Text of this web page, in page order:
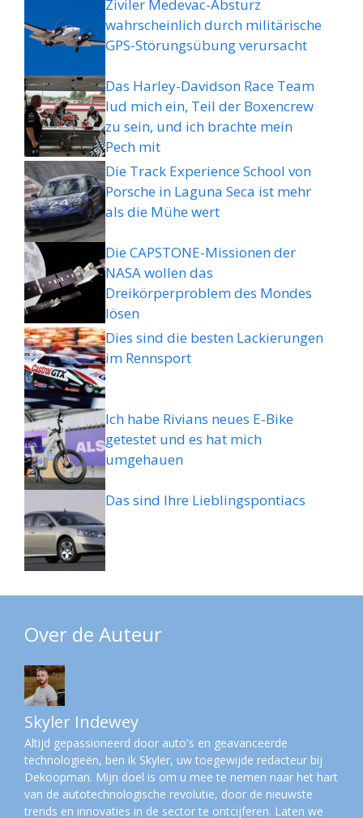
Ziviler Medevac-Absturz
wahrscheinlich durch militärische
GPS-Störungsübung verursacht
Das Harley-Davidson Race Team
lud mich ein, Teil der Boxencrew
zu sein, und ich brachte mein
Pech mit
Die Track Experience School von
Porsche in Laguna Seca ist mehr
als die Mühe wert
Die CAPSTONE-Missionen der
NASA wollen das
Dreikörperproblem des Mondes
lösen
Dies sind die besten Lackierungen
im Rennsport
Ich habe Rivians neues E-Bike
getestet und es hat mich
umgehauen
Das sind Ihre Lieblingspontiacs
Over de Auteur
Skyler Indewey
Altijd gepassioneerd door auto's en geavanceerde
technologieën, ben ik Skyler, uw toegewijde redacteur bij
Dekoopman. Mijn doel is om u mee te nemen naar het hart
van de autotechnologische revolutie, door de nieuwste
trends en innovaties in de sector te ontcijferen. Laten we